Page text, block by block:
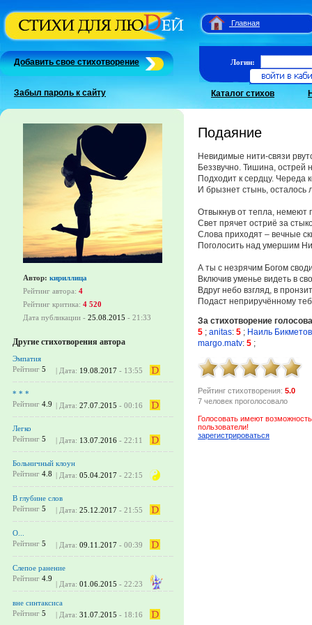
Главная
Добавить свое стихотворение
Забыл пароль к сайту
Логин:
Каталог стихов
Автор: кириллица
Рейтинг автора: 4
Рейтинг критика: 4 520
Дата публикации - 25.08.2015 - 21:33
Другие стихотворения автора
Эмпатия
Рейтинг 5 | Дата: 19.08.2017 - 13:55
* * *
Рейтинг 4.9 | Дата: 27.07.2015 - 00:16
Легко
Рейтинг 5 | Дата: 13.07.2016 - 22:11
Больничный клоун
Рейтинг 4.8 | Дата: 05.04.2017 - 22:15
В глубине слов
Рейтинг 5 | Дата: 25.12.2017 - 21:55
О...
Рейтинг 5 | Дата: 09.11.2017 - 00:39
Слепое ранение
Рейтинг 4.9
| Дата: 01.06.2015 - 22:23
вне синтаксиса
Рейтинг 5 | Дата: 31.07.2015 - 18:16
Подаяние
Невидимые нити-связи
Беззвучно. Тишина, острей
Подходит к сердцу. Череда
И брызнет стынь, осталось
Отвыкнув от тепла, немеют
Свет прячет остриё за
Слова приходят – вечные
Поголосить над умершим
А ты с незрячим Богом
Включив уменье видеть в
Вдруг небо взгляд, в
Подаст неприручённому
За стихотворение
5 ; anitas: 5 ; Наиль Бикметов
margo.matv: 5 ;
Рейтинг стихотворения: 5.0
7 человек проголосовало
Голосовать имеют
пользователи!
зарегистрироваться